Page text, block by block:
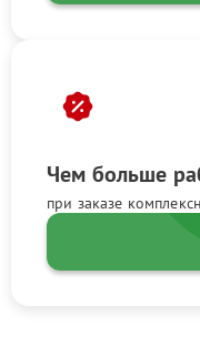
Чем больше
при заказе